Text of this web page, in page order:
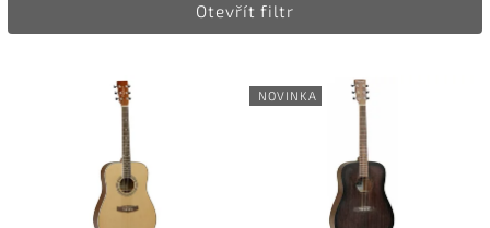
Otevřít filtr
NOVINKA